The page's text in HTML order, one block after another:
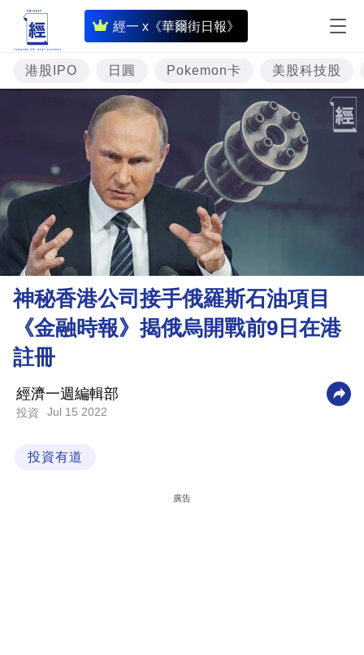
經一 x《華爾街日報》
即
時
財
經
專
投
資
樓
市
理
財
商
科
技
港股IPO 日圓 Pokemon卡 美股科技股
神秘香港公司接手俄羅斯石油項目
《金融時報》揭俄烏開戰前9日在港
註冊
經濟一週編輯部
投資 Jul 15 2022
投資有道
廣告